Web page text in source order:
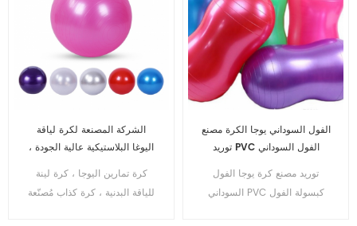
الشركة المصنعة لكرة لياقة
اليوغا البلاستيكية عالية الجودة ،
مع مضخة القدم
كرة تمارين اليوجا ، كرة لينة
للياقة البدنية ، كرة كذاب مُصنّعة
الفول السوداني يوجا الكرة مصنع
توريد PVC الفول السوداني
كذاب اليوغا
توريد مصنع كرة يوجا الفول
السوداني PVC كبسولة الفول